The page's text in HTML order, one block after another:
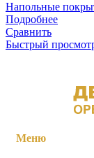
Напольные
Подробнее
Сравнить
Быстрый
Меню